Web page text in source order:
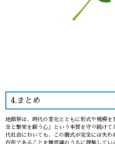
4.まとめ
地鎮祭は、時代の変化とともに形式や規模
全と繁栄を願う心」という本質を守り続け
代社会においても、この儀式が完全には失
存在であることを無意識のうちに理解して